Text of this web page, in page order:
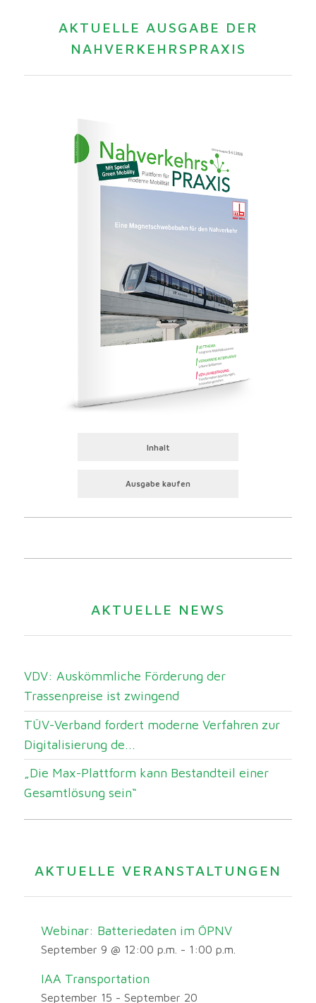
AKTUELLE AUSGABE DER
NAHVERKEHRSPRAXIS
Inhalt
Ausgabe kaufen
AKTUELLE NEWS
VDV: Auskömmliche Förderung der
Trassenpreise ist zwingend
TÜV-Verband fordert moderne Verfahren zur
Digitalisierung de...
„Die Max-Plattform kann Bestandteil einer
Gesamtlösung sein“
AKTUELLE VERANSTALTUNGEN
Webinar: Batteriedaten im ÖPNV
September 9 @ 12:00 p.m. - 1:00 p.m.
IAA Transportation
September 15 - September 20